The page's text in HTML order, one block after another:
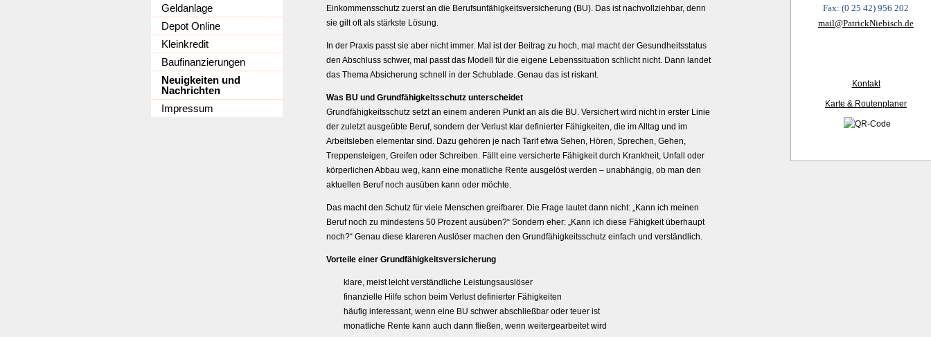
Geldanlage
Depot Online
Kleinkredit
Baufinanzierungen
Neuigkeiten und
Nachrichten
Impressum
Fax: (0 25 42) 956 202
mail@PatrickNiebisch.de
Kontakt
Karte & Routenplaner
Einkommensschutz zuerst an die Berufs­unfähig­keitsversicherung (BU). Das ist nachvollziehbar, denn
sie gilt oft als stärkste Lösung.
In der Praxis passt sie aber nicht immer. Mal ist der Beitrag zu hoch, mal macht der Gesundheitsstatus
den Abschluss schwer, mal passt das Modell für die eigene Lebenssituation schlicht nicht. Dann landet
das Thema Absicherung schnell in der Schublade. Genau das ist riskant.
Was BU und Grundfähigkeitsschutz unterscheidet
Grundfähigkeitsschutz setzt an einem anderen Punkt an als die BU. Versichert wird nicht in erster Linie
der zuletzt ausgeübte Beruf, sondern der Verlust klar definierter Fähigkeiten, die im Alltag und im
Arbeitsleben elementar sind. Dazu gehören je nach Tarif etwa Sehen, Hören, Sprechen, Gehen,
Treppensteigen, Greifen oder Schreiben. Fällt eine versicherte Fähigkeit durch Krankheit, Unfall oder
körperlichen Abbau weg, kann eine monatliche Rente ausgelöst werden – unabhängig, ob man den
aktuellen Beruf noch ausüben kann oder möchte.
Das macht den Schutz für viele Menschen greifbarer. Die Frage lautet dann nicht: „Kann ich meinen
Beruf noch zu mindestens 50 Prozent ausüben?“ Sondern eher: „Kann ich diese Fähigkeit überhaupt
noch?“ Genau diese klareren Auslöser machen den Grundfähigkeitsschutz einfach und verständlich.
Vorteile einer Grundfähigkeits­versicherung
klare, meist leicht verständliche Leistungsauslöser
finanzielle Hilfe schon beim Verlust definierter Fähigkeiten
häufig interessant, wenn eine BU schwer abschließbar oder teuer ist
monatliche Rente kann auch dann fließen, wenn weitergearbeitet wird